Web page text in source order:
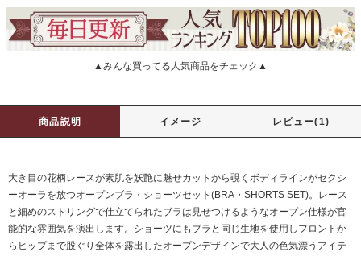
▲みんな買ってる人気商品をチェック▲
商品説明 イメージ レビュー(1)
大き目の花柄レースが素肌を妖艶に魅せカットから覗くボディラインがセクシ
ーオーラを放つオープンブラ・ショーツセット(BRA・SHORTS SET)。レース
と細めのストリングで仕立てられたブラは見せつけるようなオープン仕様が官
能的な雰囲気を演出します。ショーツにもブラと同じ生地を使用しフロントか
らヒップまで股ぐり全体を露出したオープンデザインで大人の色気漂うアイテ